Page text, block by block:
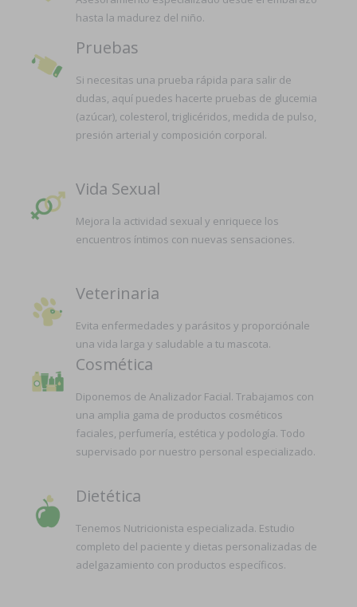
hasta la madurez del niño.
Pruebas
Si necesitas una prueba rápida para salir de
dudas, aquí puedes hacerte pruebas de glucemia
(azúcar), colesterol, triglicéridos, medida de pulso,
presión arterial y composición corporal.
Vida Sexual
Mejora la actividad sexual y enriquece los
encuentros íntimos con nuevas sensaciones.
Veterinaria
Evita enfermedades y parásitos y proporciónale
una vida larga y saludable a tu mascota.
Cosmética
Diponemos de Analizador Facial. Trabajamos con
una amplia gama de productos cosméticos
faciales, perfumería, estética y podología. Todo
supervisado por nuestro personal especializado.
Dietética
Tenemos Nutricionista especializada. Estudio
completo del paciente y dietas personalizadas de
adelgazamiento con productos específicos.